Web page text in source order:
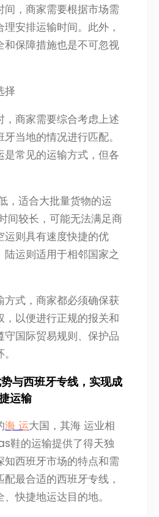
间，商家需要根据市场需
安排运输时间。此外，
和保障措施也是不可忽视
择
，商家需要综合考虑上述
当地的情况进行匹配。
是常见的运输方式，但各
，适合大批量货物的运
间较长，可能无法满足商
运则具有速度快捷的优
运则适用于相邻国家之
方式，商家都必须确保获
，以便进行正规的报关和
守国际贸易规则、保护品
与西班牙专线，实现成
运输
海 运大国，其海 运业相
鞋的运输提供了得天独
知西班牙市场的特点和需
最合适的西班牙专线，
快捷地运达目的地。